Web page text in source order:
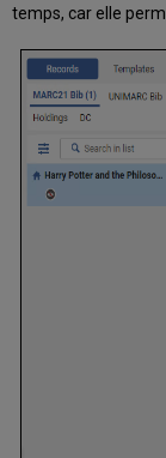
temps, car elle